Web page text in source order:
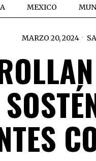
MEXICO
MARZO 20, 2024